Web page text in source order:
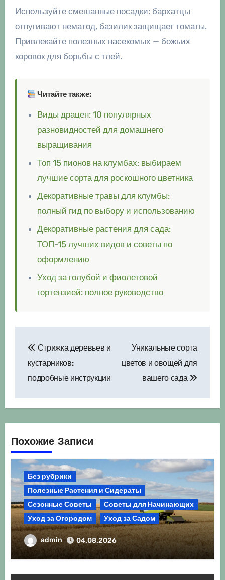
Используйте смешанные посадки: бархатцы
отпугивают нематод, базилик защищает томаты.
Привлекайте полезных насекомых — божьих
коровок для борьбы с тлей.
Читайте также:
Виды драцен: 10 популярных
разновидностей для домашнего
выращивания
Топ 15 пионов на клумбах: выбираем
лучшие сорта для роскошного цветника
Декоративные травы для клумбы:
полный гид по выбору и использованию
Декоративные растения для сада:
ТОП-15 лучших видов и советы по
оформлению
Уход за голубой и фиолетовой
гортензией: полное руководство
по
записям
Стрижка деревьев и
кустарников:
подробные инструкции
Уникальные сорта
цветов и овощей для
вашего сада
Похожие Записи
Без рубрики
Полезные Растения и Сидераты
Сезонные Советы
Советы для Начинающих
Уход за Огородом
Уход за Садом
Агрокультура України осінь 2026:
Комплексний гід для успішного сезону
admin 04.08.2026